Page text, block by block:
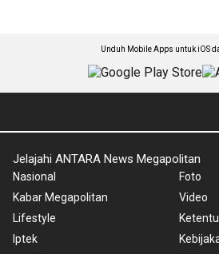
Unduh Mobile Apps untuk iOS
Jelajahi ANTARA News Megapolitan
Nasional
Kabar Megapolitan
Lifestyle
Iptek
Foto
Video